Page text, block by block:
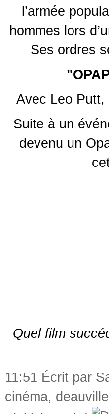
l’armée
hommes lors
Ses ordres
Avec Leo Putt,
Suite à un
devenu un
Quel film
11:51 Écrit par
cinéma, deauville